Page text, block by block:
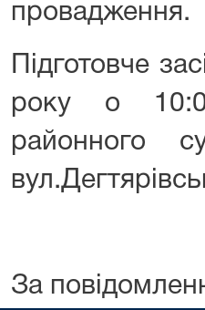
провадження.
Підготовче
року о
районного
За